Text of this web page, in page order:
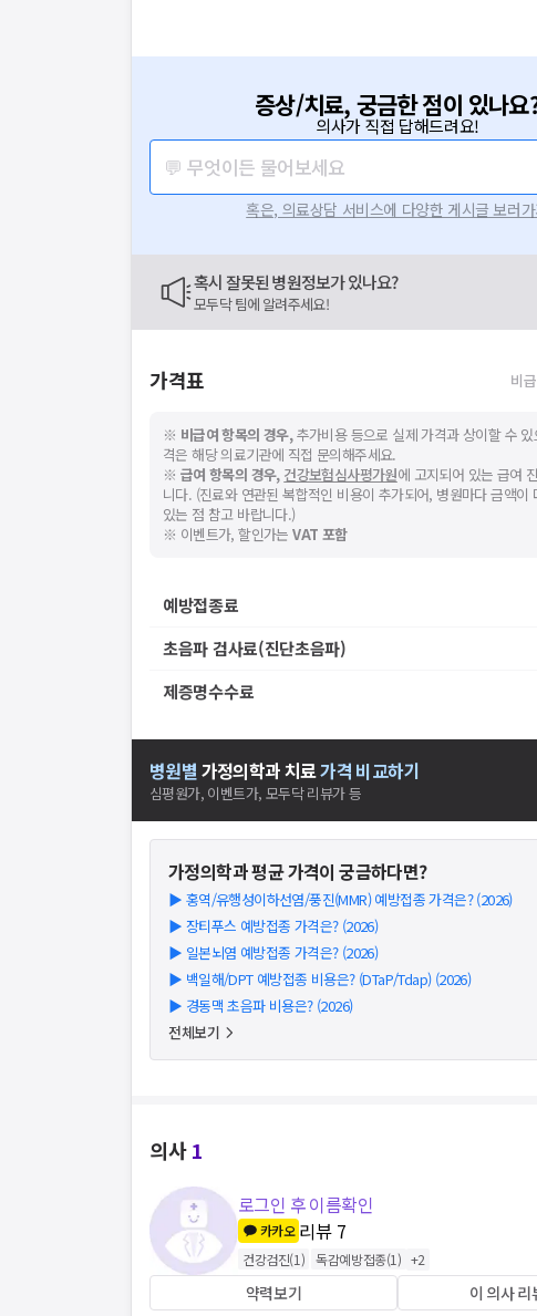
증상/치료, 궁금한 점이 있나요
의사가 직접 답해드려요!
💬 무엇이든 물어보세요
혹은, 의료상담 서비스에 다양한 게시글 보러가
혹시 잘못된 병원정보가 있나요?
모두닥 팀에 알려주세요!
가격표 비
※ 비급여 항목의 경우,추가비용 등으로 실제 가격과 상이할 수
격은 해당 의료기관에 직접 문의해주세요.
※ 급여 항목의 경우, 건강보험심사평가원에 고지되어 있는 급여
니다. (진료와 연관된 복합적인 비용이 추가되어, 병원마다 금액이
있는 점 참고 바랍니다.)
※ 이벤트가, 할인가는VAT 포함
예방접종료
초음파 검사료(진단초음파)
제증명수수료
병원별 가정의학과치료가격 비교하기
심평원가, 이벤트가, 모두닥 리뷰가 등
가정의학과평균 가격이 궁금하다면?
▶ 홍역/유행성이하선염/풍진(MMR) 예방접종 가격은? (2026)
▶ 장티푸스 예방접종 가격은? (2026)
▶ 일본뇌염 예방접종 가격은? (2026)
▶ 백일해/DPT 예방접종 비용은? (DTaP/Tdap) (2026)
▶ 경동맥 초음파 비용은? (2026)
전체보기
의사1
로그인 후 이름확인
카카오 리뷰 7
건강검진(1) 독감예방접종(1) +2
약력보기 이 의사 리